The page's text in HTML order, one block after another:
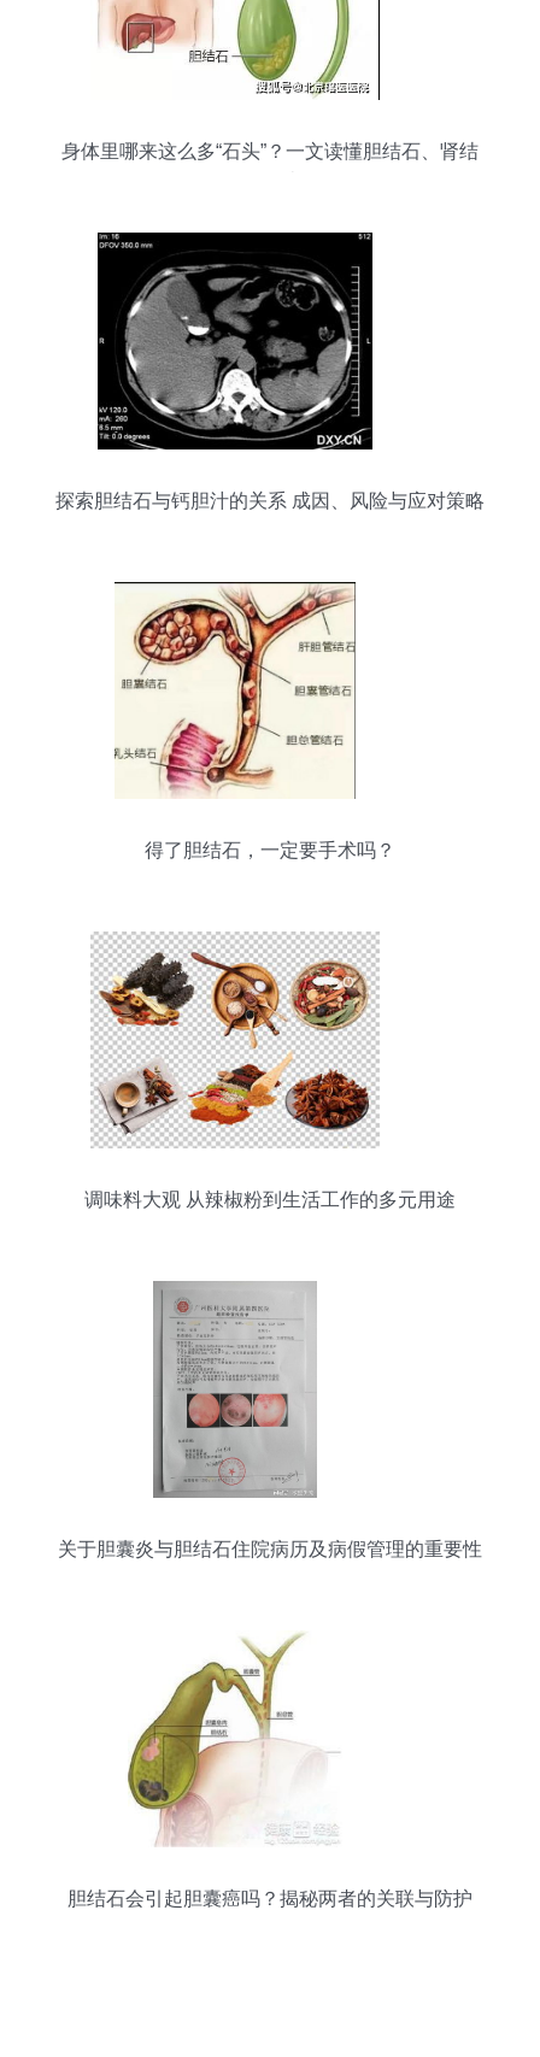
身体里哪来这么多“石头”？一文读懂胆结石、肾结
探索胆结石与钙胆汁的关系 成因、风险与应对策略
得了胆结石，一定要手术吗？
调味料大观 从辣椒粉到生活工作的多元用途
关于胆囊炎与胆结石住院病历及病假管理的重要性
胆结石会引起胆囊癌吗？揭秘两者的关联与防护